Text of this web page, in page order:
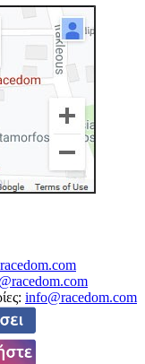
info@racedom.com